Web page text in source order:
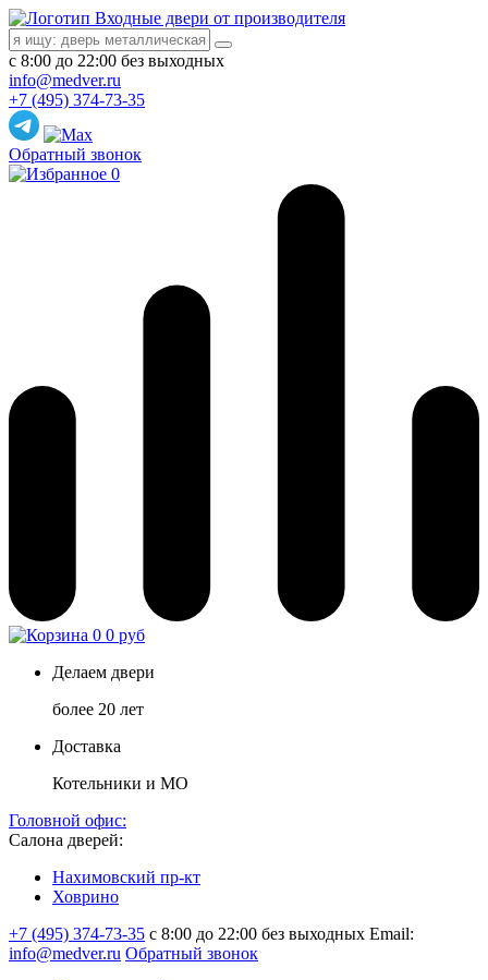
Входные двери от производителя
с 8:00 до 22:00 без выходных
info@medver.ru
+7 (495) 374-73-35
Обратный звонок
0
0 0 руб
Делаем двери
более 20 лет
Доставка
Котельники и МО
Головной офис:
Салона дверей:
Нахимовский пр-кт
Ховрино
+7 (495) 374-73-35 с 8:00 до 22:00 без выходных Email:
info@medver.ru Обратный звонок